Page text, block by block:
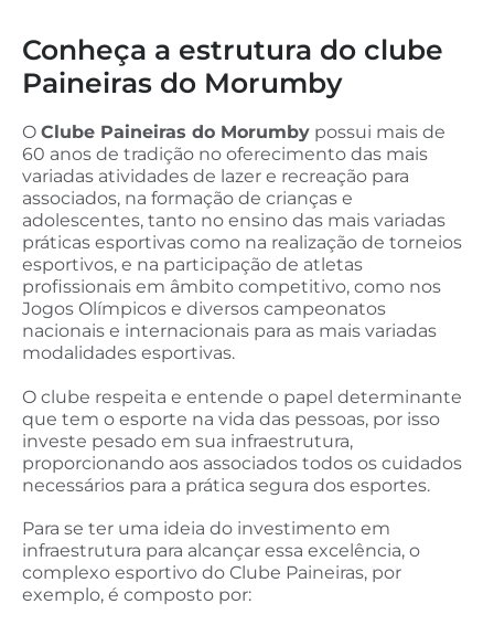
Conheça a estrutura do clube
Paineiras do Morumby
O C lube Paineiras do Morumby possui mais de
60 anos de tradição no oferecimento das mais
variadas atividades de lazer e recreação para
associados, na formação de crianças e
adolescentes, tanto no ensino das mais variadas
práticas esportivas como na realização de torneios
esportivos, e na participação de atletas
profissionais em âmbito competitivo, como nos
Jogos Olímpicos e diversos campeonatos
nacionais e internacionais para as mais variadas
modalidades esportivas.
O clube respeita e entende o papel determinante
que tem o esporte na vida das pessoas, por isso
investe pesado em sua infraestrutura,
proporcionando aos associados todos os cuidados
necessários para a prática segura dos esportes.
Para se ter uma ideia do investimento em
infraestrutura para alcançar essa excelência, o
complexo esportivo do Clube Paineiras, por
exemplo, é composto por: